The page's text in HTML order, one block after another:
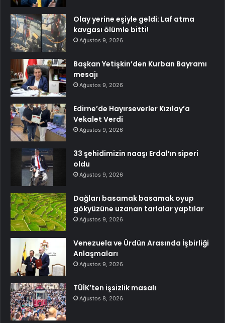
Olay yerine eşiyle geldi: Laf atma
kavgası ölümle bitti!
Ağustos 9, 2026
Başkan Yetişkin’den Kurban Bayramı
mesajı
Ağustos 9, 2026
Edirne’de Hayırseverler Kızılay’a
Vekalet Verdi
Ağustos 9, 2026
33 şehidimizin naaşı Erdal’ın siperi
oldu
Ağustos 9, 2026
Dağları basamak basamak oyup
gökyüzüne uzanan tarlalar yaptılar
Ağustos 9, 2026
Venezuela ve Ürdün Arasında İşbirliği
Anlaşmaları
Ağustos 9, 2026
TÜİK’ten işsizlik masalı
Ağustos 8, 2026